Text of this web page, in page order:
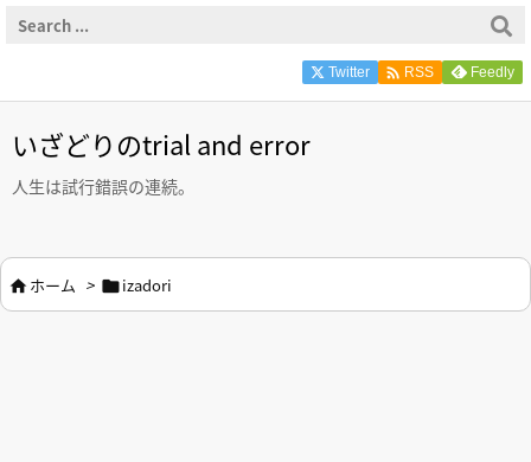
Twitter  RSS Feedly
いざどりのtrial and error
人生は試行錯誤の連続。
ホーム > izadori